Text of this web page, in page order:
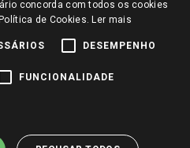
concorda com todos os cookies
de Cookies. Ler mais
DESEMPENHO
FUNCIONALIDADE